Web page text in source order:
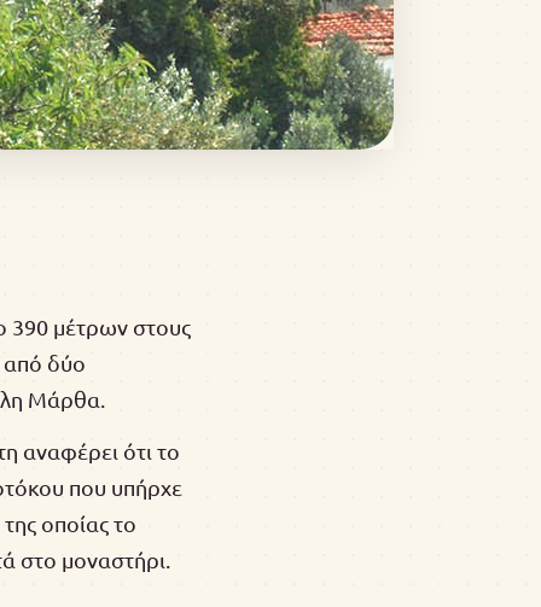
390 μέτρων στους
από δύο
Μάρθα.
αναφέρει ότι το
που υπήρχε
οποίας το
στο μοναστήρι.